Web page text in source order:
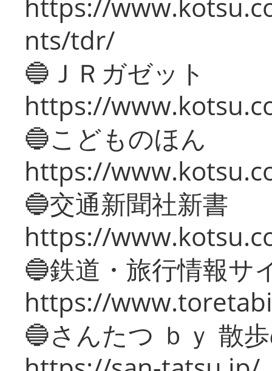
https://
nts/tdr/
🔵ＪＲガゼット
https://
🔵こどものほん
https://
🔵交通新聞社新書
https://
🔵鉄道・旅行情報サ
https://
🔵さんたつ ｂｙ 散